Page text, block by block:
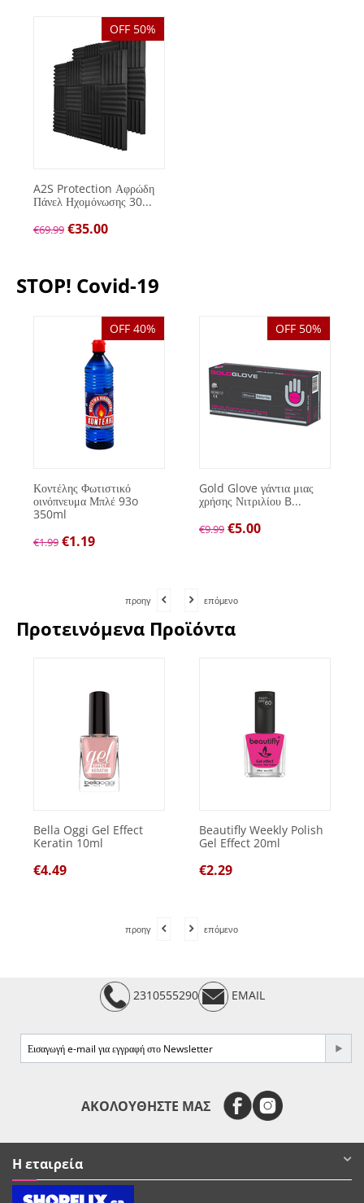
OFF 50%
A2S Protection Αφρώδη
Πάνελ Ηχομόνωσης 30...
€69.99 €35.00
STOP! Covid-19
OFF 40%
Κοντέλης Φωτιστικό
οινόπνευμα Μπλέ 93o
350ml
€1.99 €1.19
OFF 50%
Gold Glove γάντια μιας
χρήσης Νιτριλίου B...
€9.99 €5.00
προηγ επόμενο
Προτεινόμενα Προϊόντα
Bella Oggi Gel Effect
Keratin 10ml
€4.49
Beautifly Weekly Polish
Gel Effect 20ml
€2.29
προηγ επόμενο
2310555290 EMAIL
ΑΚΟΛΟΥΘΗΣΤΕ ΜΑΣ
Η εταιρεία